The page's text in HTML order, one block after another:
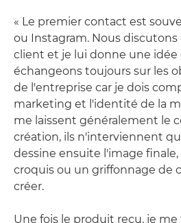
« Le premier contact est
ou Instagram. Nous discutons
client et je lui donne une idée
échangeons toujours sur les
de l'entreprise car je dois
marketing et l'identité de la
me laissent généralement le
création, ils n'interviennent
dessine ensuite l'image
croquis ou un griffonnage de
créer.
Une fois le produit reçu, je me